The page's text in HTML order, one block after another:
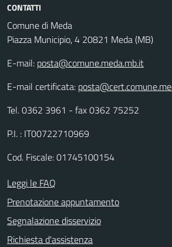
CONTATTI
Comune di Meda
Piazza Municipio, 4 20821 Meda (MB)
E-mail: posta@comune.meda.mb.it
E-mail certificata:
Tel. 0362 3961 - fax 0362 75252
P.I. : IT00722710969
Cod. Fiscale: 01745100154
Leggi le FAQ
Prenotazione appuntamento
Segnalazione disservizio
Richiesta d'assistenza